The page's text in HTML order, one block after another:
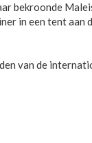
bekroonde
in een tent aan
van de